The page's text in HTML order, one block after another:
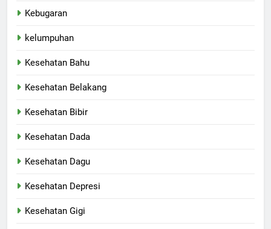
Kebugaran
kelumpuhan
Kesehatan Bahu
Kesehatan Belakang
Kesehatan Bibir
Kesehatan Dada
Kesehatan Dagu
Kesehatan Depresi
Kesehatan Gigi